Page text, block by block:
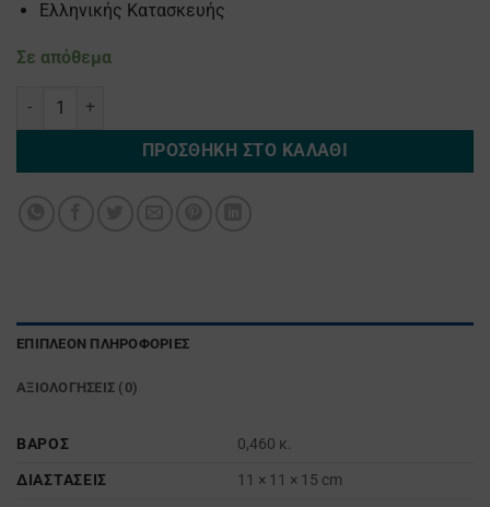
Ελληνικής Κατασκευής
Σε απόθεμα
Ασημί Καντήλι Μεταλλικό «ΕΚΚΛΗΣΙΑ » ποσότητα
ΠΡΟΣΘΉΚΗ ΣΤΟ ΚΑΛΆΘΙ
ΕΠΙΠΛΈΟΝ ΠΛΗΡΟΦΟΡΊΕΣ
ΑΞΙΟΛΟΓΉΣΕΙΣ (0)
ΒΆΡΟΣ
0,460 κ.
ΔΙΑΣΤΆΣΕΙΣ
11 × 11 × 15 cm